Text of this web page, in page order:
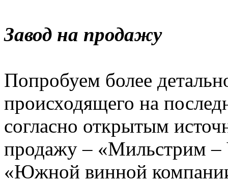
Завод на продажу
Попробуем более
происходящего на
согласно открытым
продажу – «Мильстрим –
«Южной винной